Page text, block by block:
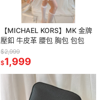
【MICHAEL KORS】MK 金牌
壓釦 牛皮革 腰包 胸包 包包
$2,999
$1,999